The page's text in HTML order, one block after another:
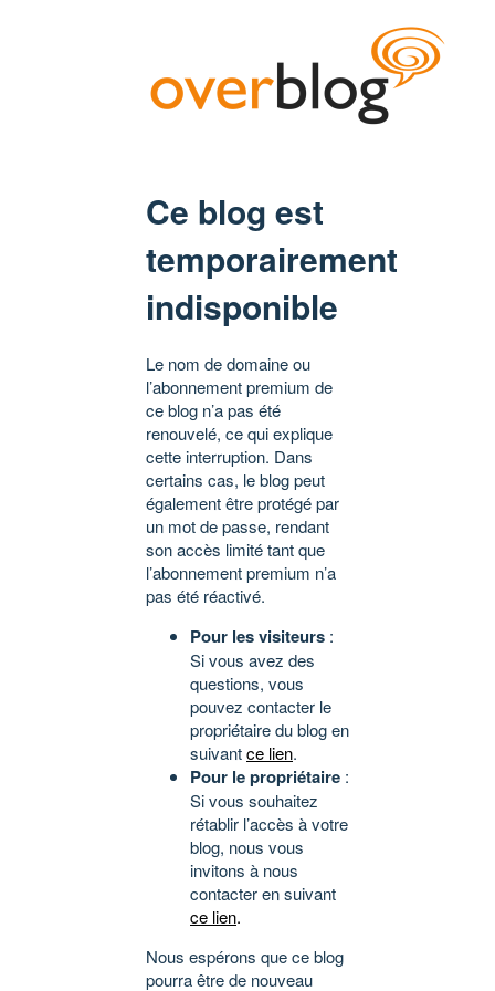
Ce blog est
temporairement
indisponible
Le nom de domaine ou
l’abonnement premium de
ce blog n’a pas été
renouvelé, ce qui explique
cette interruption. Dans
certains cas, le blog peut
également être protégé par
un mot de passe, rendant
son accès limité tant que
l’abonnement premium n’a
pas été réactivé.
Pour les visiteurs :
Si vous avez des
questions, vous
pouvez contacter le
propriétaire du blog en
suivantce lien.
Pour le propriétaire :
Si vous souhaitez
rétablir l’accès à votre
blog, nous vous
invitons à nous
contacter en suivant
ce lien.
Nous espérons que ce blog
pourra être de nouveau